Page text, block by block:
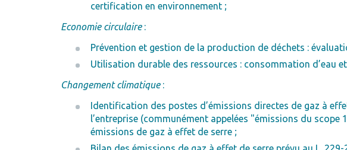
certification en environnement ;
Economie circulaire:
Prévention et gestion de la production de déchets :
Utilisation durable des ressources : consommation d’eau
Changement climatique:
Identification des postes d’émissions directes de gaz à
l’entreprise (communément appelées "émissions du
émissions de gaz à effet de serre ;